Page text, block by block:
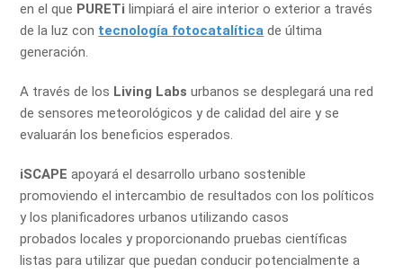
en el que PURETi limpiará el aire interior o exterior a través
de la luz con tecnología fotocatalítica de última
generación.
A través de los Living Labsurbanos se desplegará una red
de sensores meteorológicos y de calidad del aire y se
evaluarán los beneficios esperados.
iSCAPEapoyará el desarrollo urbano sostenible
promoviendo el intercambio de resultados con los políticos
y los planificadores urbanos utilizando casos
probadoslocales y proporcionando pruebas científicas
listas para utilizar que puedan conducir potencialmente a